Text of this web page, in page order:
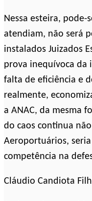
Nessa esteira,
atendiam, não será
instalados Juizados
prova inequívoca da
falta de eficiência e
realmente,
a ANAC, da mesma
do caos continua
Aeroportuários, seria
competência na
Cláudio Candiota